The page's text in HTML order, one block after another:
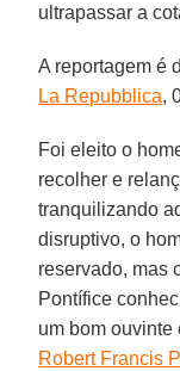
ultrapassar a
A reportagem é
La Repubblica,
Foi eleito o
recolher e
tranquilizando
disruptivo, o
reservado, mas
Pontífice
um bom ouvinte
Robert Francis